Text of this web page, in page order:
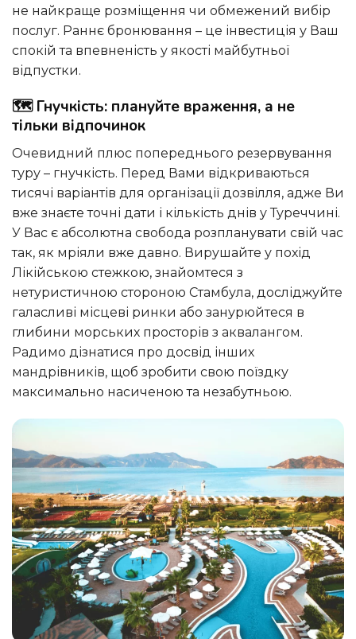
не найкраще розміщення чи обмежений вибір
послуг. Раннє бронювання – це інвестиція у Ваш
спокій та впевненість у якості майбутньої
відпустки.
🗺️ Гнучкість: плануйте враження, а не
тільки відпочинок
Очевидний плюс попереднього резервування
туру – гнучкість. Перед Вами відкриваються
тисячі варіантів для організації дозвілля, адже Ви
вже знаєте точні дати і кількість днів у Туреччині.
У Вас є абсолютна свобода розпланувати свій час
так, як мріяли вже давно. Вирушайте у похід
Лікійською стежкою, знайомтеся з
нетуристичною стороною Стамбула, досліджуйте
галасливі місцеві ринки або занурюйтеся в
глибини морських просторів з аквалангом.
Радимо дізнатися про досвід інших
мандрівників, щоб зробити свою поїздку
максимально насиченою та незабутньою.